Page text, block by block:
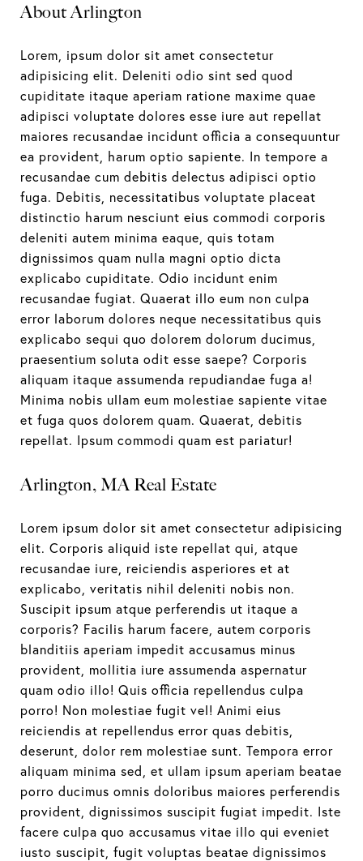
About Arlington
Lorem, ipsum dolor sit amet consectetur
adipisicing elit. Deleniti odio sint sed quod
cupiditate itaque aperiam ratione maxime quae
adipisci voluptate dolores esse iure aut repellat
maiores recusandae incidunt officia a consequuntur
ea provident, harum optio sapiente. In tempore a
recusandae cum debitis delectus adipisci optio
fuga. Debitis, necessitatibus voluptate placeat
distinctio harum nesciunt eius commodi corporis
deleniti autem minima eaque, quis totam
dignissimos quam nulla magni optio dicta
explicabo cupiditate. Odio incidunt enim
recusandae fugiat. Quaerat illo eum non culpa
error laborum dolores neque necessitatibus quis
explicabo sequi quo dolorem dolorum ducimus,
praesentium soluta odit esse saepe? Corporis
aliquam itaque assumenda repudiandae fuga a!
Minima nobis ullam eum molestiae sapiente vitae
et fuga quos dolorem quam. Quaerat, debitis
repellat. Ipsum commodi quam est pariatur!
Arlington, MA Real Estate
Lorem ipsum dolor sit amet consectetur adipisicing
elit. Corporis aliquid iste repellat qui, atque
recusandae iure, reiciendis asperiores et at
explicabo, veritatis nihil deleniti nobis non.
Suscipit ipsum atque perferendis ut itaque a
corporis? Facilis harum facere, autem corporis
blanditiis aperiam impedit accusamus minus
provident, mollitia iure assumenda aspernatur
quam odio illo! Quis officia repellendus culpa
porro! Non molestiae fugit vel! Animi eius
reiciendis at repellendus error quas debitis,
deserunt, dolor rem molestiae sunt. Tempora error
aliquam minima sed, et ullam ipsum aperiam beatae
porro ducimus omnis doloribus maiores perferendis
provident, dignissimos suscipit fugiat impedit. Iste
facere culpa quo accusamus vitae illo qui eveniet
iusto suscipit, fugit voluptas beatae dignissimos